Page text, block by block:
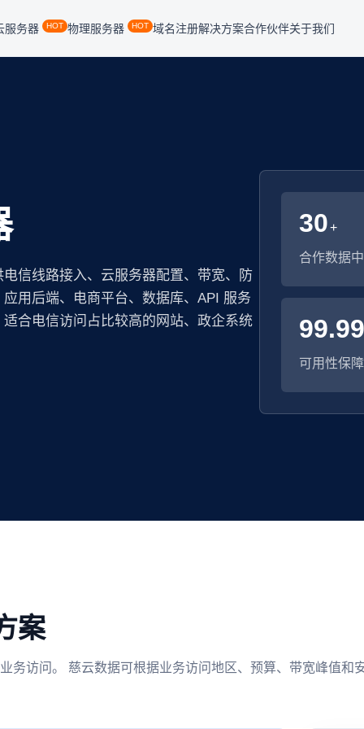
服务器 HOT 物理服务器 HOT 域名注册解决方案合作伙伴关于我们
信线路接入、云服务器配置、带宽、防
用后端、电商平台、数据库、API 服务
合电信访问占比较高的网站、政企系统
30+
合作数据
99.99
可用性保障
案
务访问。 慈云数据可根据业务访问地区、预算、带宽峰值和